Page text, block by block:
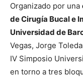
Organizado por una
de Cirugía Bucal e
Universidad de
Vegas, Jorge
IV Simposio
en torno a tres